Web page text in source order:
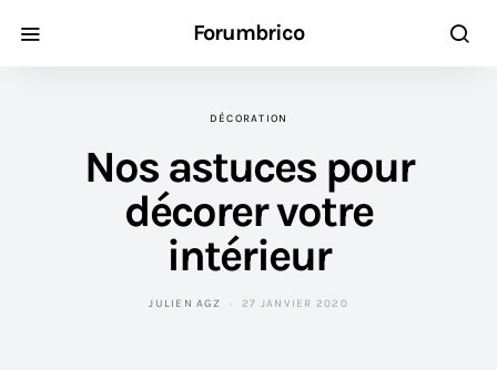
Forumbrico
DÉCORATION
Nos astuces pour
décorer votre
intérieur
JULIEN AGZ 27 JANVIER 2020